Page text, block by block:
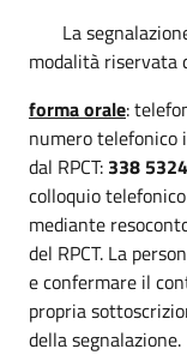
La
modalità riservata
forma orale:
numero
dal RPCT: 338
colloquio
mediante
del RPCT. La
e confermare il
propria
della segnalazione.